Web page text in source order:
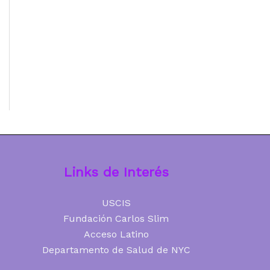
Links de Interés
USCIS
Fundación Carlos Slim
Acceso Latino
Departamento de Salud de NYC